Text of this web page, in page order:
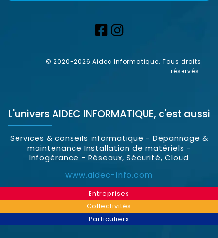
© 2020-2026 Aidec Informatique. Tous droits
réservés.
L'univers AIDEC INFORMATIQUE, c'est aussi
Services & conseils informatique - Dépannage &
maintenance Installation de matériels -
Infogérance - Réseaux, Sécurité, Cloud
www.aidec-info.com
Entreprises
Collectivités
Particuliers